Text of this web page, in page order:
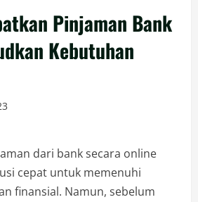
Pinjaman Bank
Kebutuhan
dari bank secara online
cepat untuk memenuhi
finansial. Namun, sebelum